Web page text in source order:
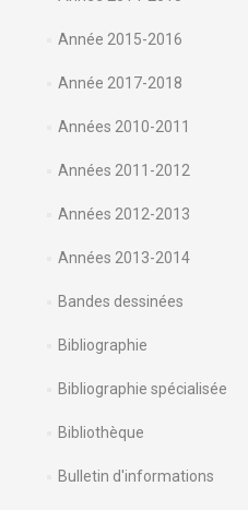
Année 2015-2016
Année 2017-2018
Années 2010-2011
Années 2011-2012
Années 2012-2013
Années 2013-2014
Bandes dessinées
Bibliographie
Bibliographie spécialisée
Bibliothèque
Bulletin d'informations